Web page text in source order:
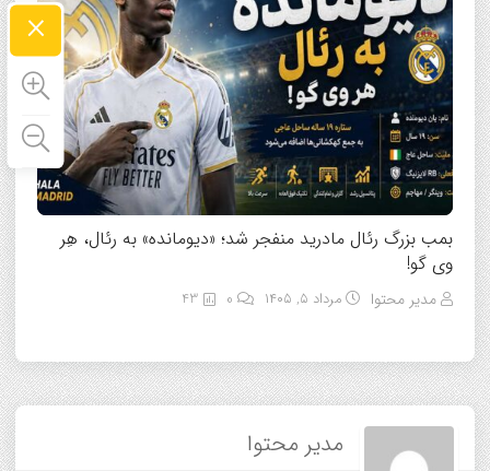
بمب بزرگ رئال مادرید منفجر شد؛ «دیومانده» به رئال، هِر
وی گو!
مدیر محتوا مرداد ۵, ۱۴۰۵ 43
مدیر محتوا
×